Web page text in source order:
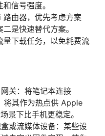
信号强度。
路由器，优先考虑方案
是快速替代方案。
下载任务，以免耗费流
关：将笔记本连接
将其作为热点供 Apple
景下比手机更稳定。
或流媒体设备：某些设